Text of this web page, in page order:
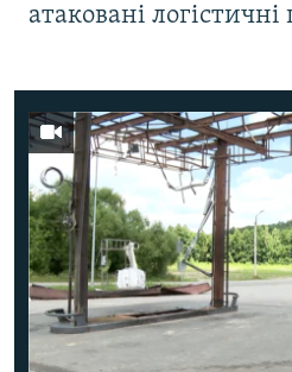
атаковані